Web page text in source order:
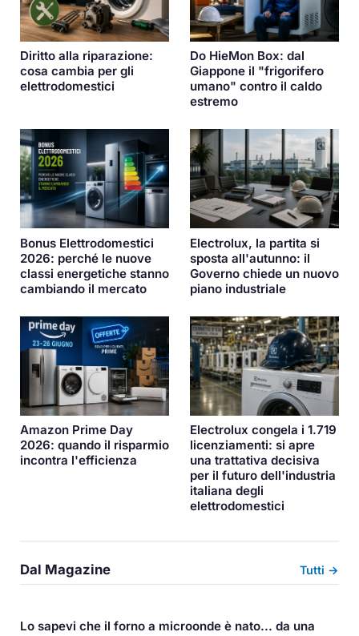
Diritto alla riparazione:
cosa cambia per gli
elettrodomestici
Do HieMon Box: dal
Giappone il "frigorifero
umano" contro il caldo
estremo
Bonus Elettrodomestici
2026: perché le nuove
classi energetiche stanno
cambiando il mercato
Electrolux, la partita si
sposta all'autunno: il
Governo chiede un nuovo
piano industriale
Amazon Prime Day
2026: quando il risparmio
incontra l'efficienza
Electrolux congela i 1.719
licenziamenti: si apre
una trattativa decisiva
per il futuro dell'industria
italiana degli
elettrodomestici
Dal Magazine Tutti →
Lo sapevi che il forno a microonde è nato... da una